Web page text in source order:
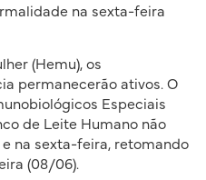
na sexta-feira
(Hemu), os
permanecerão ativos. O
Especiais
de Leite Humano não
na sexta-feira, retomando
(08/06).